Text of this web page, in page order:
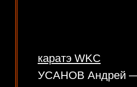
каратэ WKC
УСАНОВ Андрей